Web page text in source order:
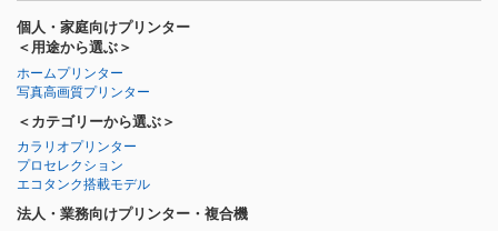
個人・家庭向けプリンター
＜用途から選ぶ＞
ホームプリンター
写真高画質プリンター
＜カテゴリーから選ぶ＞
カラリオプリンター
プロセレクション
エコタンク搭載モデル
法人・業務向けプリンター・複合機